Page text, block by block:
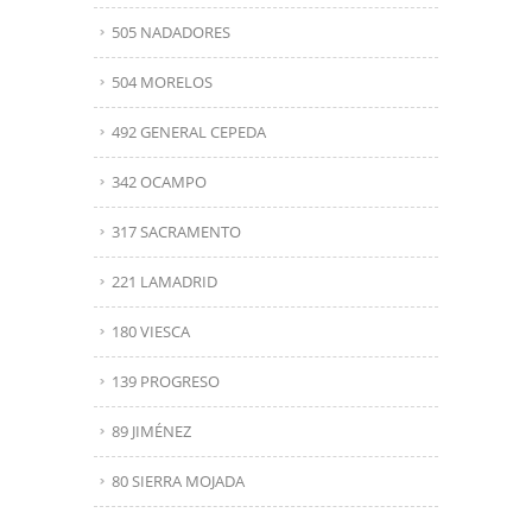
505 NADADORES
504 MORELOS
492 GENERAL CEPEDA
342 OCAMPO
317 SACRAMENTO
221 LAMADRID
180 VIESCA
139 PROGRESO
89 JIMÉNEZ
80 SIERRA MOJADA